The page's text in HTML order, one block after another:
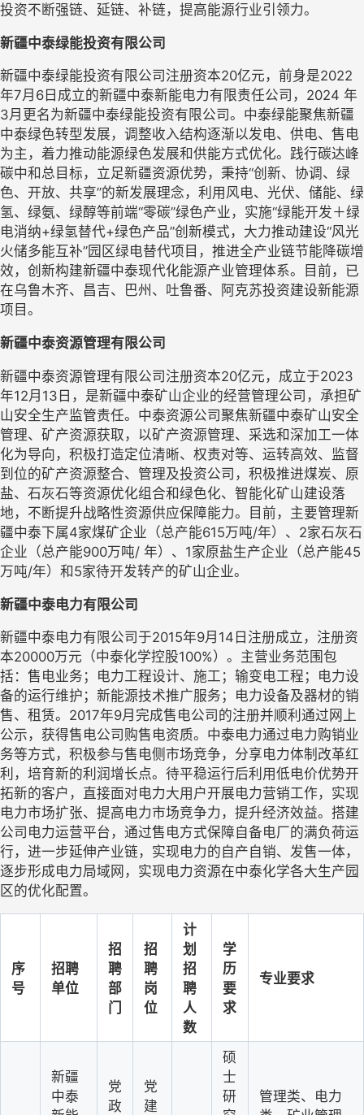
投资不断强链、延链、补链，提高能源行业引领力。
新疆中泰绿能投资有限公司
新疆中泰绿能投资有限公司注册资本20亿元，前身是2022
年7月6日成立的新疆中泰新能电力有限责任公司，2024 年
3月更名为新疆中泰绿能投资有限公司。中泰绿能聚焦新疆
中泰绿色转型发展，调整收入结构逐渐以发电、供电、售电
为主，着力推动能源绿色发展和供能方式优化。践行碳达峰
碳中和总目标，立足新疆资源优势，秉持“创新、协调、绿
色、开放、共享”的新发展理念，利用风电、光伏、储能、绿
氢、绿氨、绿醇等前端“零碳”绿色产业，实施“绿能开发＋绿
电消纳+绿氢替代+绿色产品”创新模式，大力推动建设“风光
火储多能互补”园区绿电替代项目，推进全产业链节能降碳增
效，创新构建新疆中泰现代化能源产业管理体系。目前，已
在乌鲁木齐、昌吉、巴州、吐鲁番、阿克苏投资建设新能源
项目。
新疆中泰资源管理有限公司
新疆中泰资源管理有限公司注册资本20亿元，成立于2023
年12月13日，是新疆中泰矿山企业的经营管理公司，承担矿
山安全生产监管责任。中泰资源公司聚焦新疆中泰矿山安全
管理、矿产资源获取，以矿产资源管理、采选和深加工一体
化为导向，积极打造定位清晰、权责对等、运转高效、监督
到位的矿产资源整合、管理及投资公司，积极推进煤炭、原
盐、石灰石等资源优化组合和绿色化、智能化矿山建设落
地，不断提升战略性资源供应保障能力。目前，主要管理新
疆中泰下属4家煤矿企业（总产能615万吨/年）、2家石灰石
企业（总产能900万吨/ 年）、1家原盐生产企业（总产能45
万吨/年）和5家待开发转产的矿山企业。
新疆中泰电力有限公司
新疆中泰电力有限公司于2015年9月14日注册成立，注册资
本20000万元（中泰化学控股100%）。主营业务范围包
括：售电业务；电力工程设计、施工；输变电工程；电力设
备的运行维护；新能源技术推广服务；电力设备及器材的销
售、租赁。2017年9月完成售电公司的注册并顺利通过网上
公示，获得售电公司购售电资质。中泰电力通过电力购销业
务等方式，积极参与售电侧市场竞争，分享电力体制改革红
利，培育新的利润增长点。待平稳运行后利用低电价优势开
拓新的客户，直接面对电力大用户开展电力营销工作，实现
电力市场扩张、提高电力市场竞争力，提升经济效益。搭建
公司电力运营平台，通过售电方式保障自备电厂的满负荷运
行，进一步延伸产业链，实现电力的自产自销、发售一体，
逐步形成电力局域网，实现电力资源在中泰化学各大生产园
区的优化配置。
序
号
招聘
单位
招
聘
部
门
招
聘
岗
位
计
划
招
聘
人
数
学
历
要
求
专业要求
新疆
中泰
党
政
党
建
硕
士
研
管理类、电力